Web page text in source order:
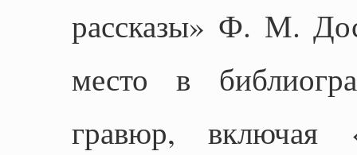
рассказы» Ф. М.
место в
гравюр, включая